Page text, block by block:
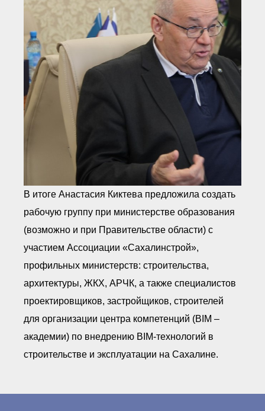
В итоге Анастасия Киктева предложила создать
рабочую группу при министерстве образования
(возможно и при Правительстве области) с
участием Ассоциации «Сахалинстрой»,
профильных министерств: строительства,
архитектуры, ЖКХ, АРЧК, а также специалистов
проектировщиков, застройщиков, строителей
для организации центра компетенций (BIM –
академии) по внедрению BIM-технологий в
строительстве и эксплуатации на Сахалине.